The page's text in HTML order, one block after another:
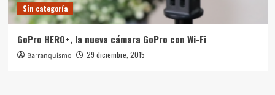
Sin categoría
GoPro HERO+, la nueva cámara GoPro con Wi-Fi
Barranquismo 29 diciembre, 2015